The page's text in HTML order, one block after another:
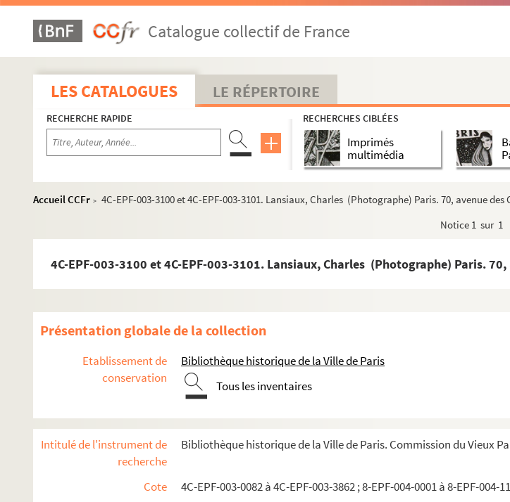
Catalogue collectif de France
LES CATALOGUES LE RÉPERTOIRE
RECHERCHE RAPIDE RECHERCHES CIBLÉES
Imprimés
multimédia
Accueil CCFr > 4C-EPF-003-3100 et 4C-EPF-003-3101. Lansiaux, Charles (Photographe) Paris. 70, avenue
Notice 1 sur 1
4C-EPF-003-3100 et 4C-EPF-003-3101. Lansiaux, Charles (Photographe) Paris.
Présentation globale de la collection
Etablissement de
conservation
Bibliothèque historique de la Ville de Paris
Tous les inventaires
Intitulé de l'instrument de
recherche
Bibliothèque historique de la Ville de Paris. Commission du Vieux
Cote
4C-EPF-003-0082 à 4C-EPF-003-3862 ; 8-EPF-004-0001 à 8-EPF-004-
Dossier n° 2
Dossier n° 3
Dossier n° 4
Dossier n° 5
Dossier n° 6
Dossier n° 7
Dossier n° 17
Dossier n° 18
Dossier n° 19
Dossier n° 21
Dossier n° 22